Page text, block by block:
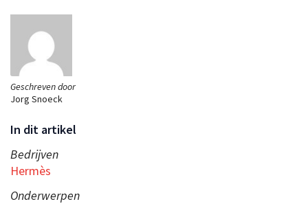
Geschreven door
Jorg Snoeck
In dit artikel
Bedrijven
Hermès
Onderwerpen